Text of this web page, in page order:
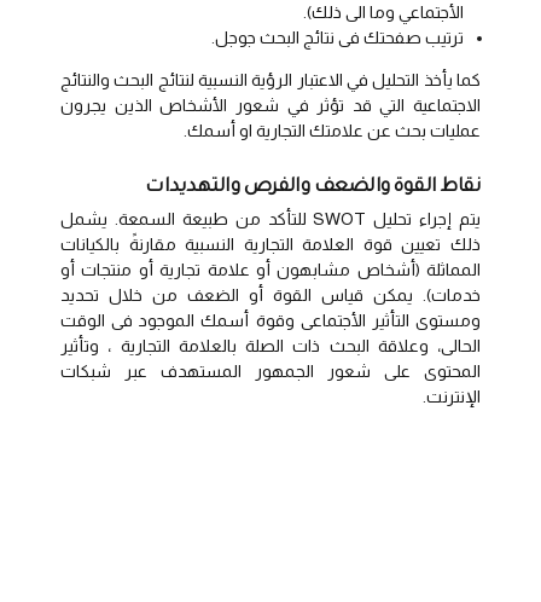
الأجتماعي وما الى ذلك).
ترتيب صفحتك فى نتائج البحث جوجل.
كما يأخذ التحليل في الاعتبار الرؤية النسبية لنتائج البحث والنتائج
الاجتماعية التي قد تؤثر في شعور الأشخاص الذين يجرون
عمليات بحث عن علامتك التجارية او أسمك.
نقاط القوة والضعف والفرص والتهديدات
يتم إجراء تحليل SWOT للتأكد من طبيعة السمعة. يشمل
ذلك تعيين قوة العلامة التجارية النسبية مقارنةً بالكيانات
المماثلة (أشخاص مشابهون أو علامة تجارية أو منتجات أو
خدمات). يمكن قياس القوة أو الضعف من خلال تحديد
ومستوى التأثير الأجتماعى وقوة أسمك الموجود فى الوقت
الحالى، وعلاقة البحث ذات الصلة بالعلامة التجارية ، وتأثير
المحتوى على شعور الجمهور المستهدف عبر شبكات
الإنترنت.